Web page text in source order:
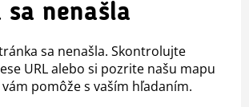
sa nenašla
sa nenašla. Skontrolujte
URL alebo si pozrite našu mapu
pomôže s vaším hľadaním.